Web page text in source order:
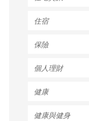
住宿
保險
個人理財
健康
健康與健身